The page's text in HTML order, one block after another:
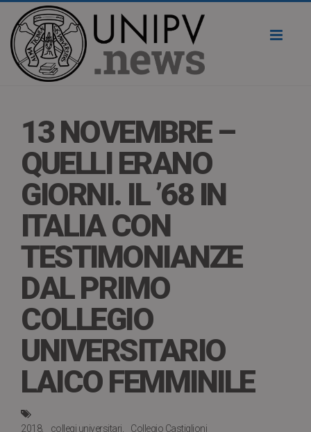
13 NOVEMBRE –
QUELLI ERANO
GIORNI. IL ’68 IN
ITALIA CON
TESTIMONIANZE
DAL PRIMO
COLLEGIO
UNIVERSITARIO
LAICO FEMMINILE
2018 collegi universitari
Collegio Castiglioni